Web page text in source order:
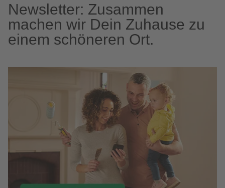
Newsletter: Zusammen
machen wir Dein Zuhause zu
einem schöneren Ort.